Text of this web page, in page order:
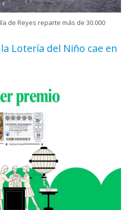
de Reyes reparte más de 30.000
Lotería del Niño cae en